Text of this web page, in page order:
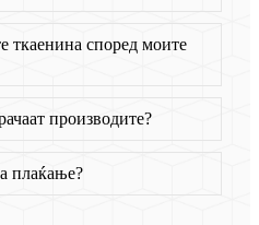
ткаенина според моите
производите?
плаќање?